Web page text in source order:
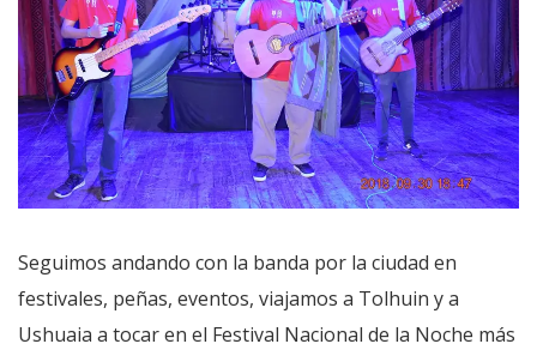
Seguimos andando con la banda por la ciudad en
festivales, peñas, eventos, viajamos a Tolhuin y a
Ushuaia a tocar en el Festival Nacional de la Noche más